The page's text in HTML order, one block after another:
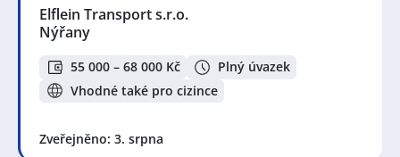
Elflein Transport s.r.o.
Nýřany
55 000 – 68 000 Kč
Plný úvazek
Vhodné také pro cizince
Zveřejněno: 3. srpna